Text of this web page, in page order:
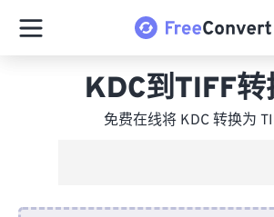
KDC到TIFF转
免费在线将 KDC 转换为